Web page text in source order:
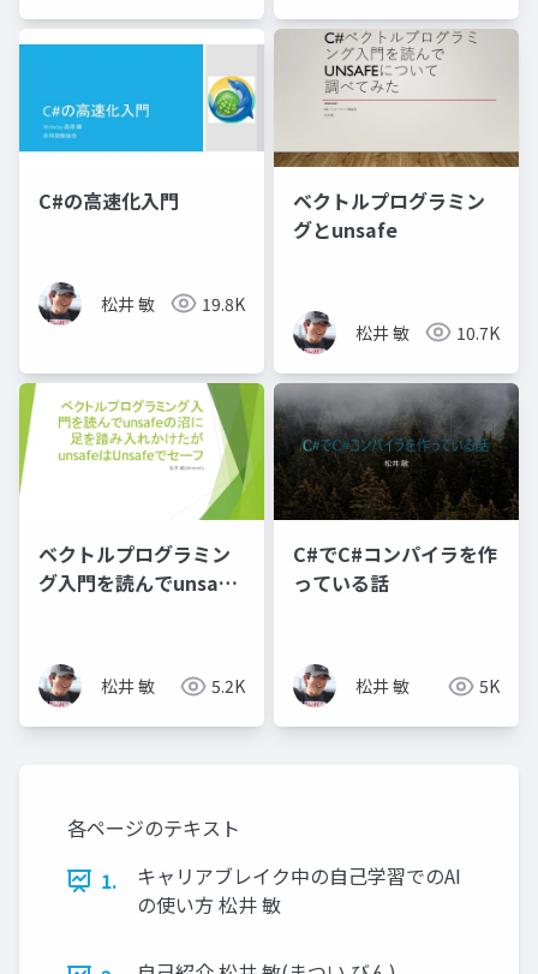
C#の高速化入門
松井 敏 19.8K
ベクトルプログラミン
グとunsafe
松井 敏 10.7K
ベクトルプログラミン
グ入門を読んでunsafe
Unsafeでセーフ_
松井 敏 5.2K
C#でC#コンパイラを作
っている話
松井 敏 5K
各ページのテキスト
1.
キャリアブレイク中の自己学習でのAI
の使い方 松井 敏